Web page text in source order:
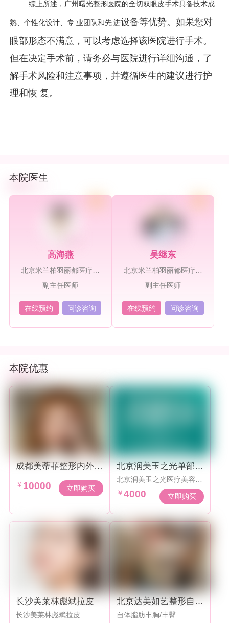
综上所述，广州曙光整形医院的全切双眼皮手术具备技术成
熟、个性化设计、专 业 团队和先 进设备等优势。如果您对
眼部形态不满意，可以考虑选择该医院进行手术。
但在决定手术前，请务必与医院进行详细沟通，了
解手术风险和注意事项，并遵循医生的建议进行护
理和恢 复。
本院医生
高海燕
北京米兰柏羽丽都医疗美
副主任医师
在线预约 问诊咨询
吴继东
北京米兰柏羽丽都医疗美
副主任医师
在线预约 问诊咨询
本院优惠
成都美蒂菲整形内外轮
￥ 10000 立即购买
北京润美玉之光单部位
吸脂4000元起
北京润美玉之光医疗美容成
立于2004年，距今已有20
年历史，是经北京卫健委批
准的，以自体脂肪为特色
的，专科专项型，医疗美容
机构。 现已累积申请17项
国家专利，国家获批专利10
有效的医疗美容服务。
￥4000 立即购买
长沙美莱林彪斌拉皮
长沙美莱林彪斌拉皮
北京达美如艺整形自体
脂肪丰胸/丰臀
自体脂肪丰胸/丰臀